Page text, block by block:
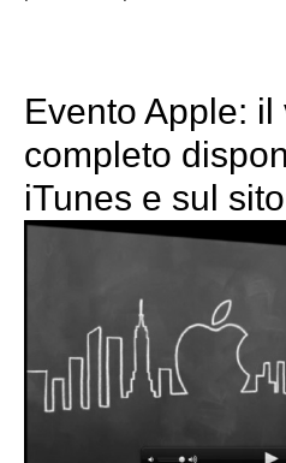
Evento Apple: il
completo
iTunes e sul